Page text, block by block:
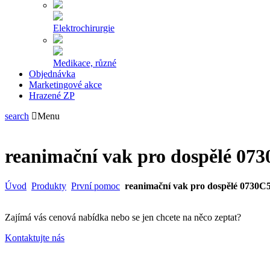
Elektrochirurgie
Medikace, různé
Objednávka
Marketingové akce
Hrazené ZP
search
Menu
reanimační vak pro dospělé
Úvod Produkty První pomoc reanimační vak pro dospělé
Zajímá vás cenová nabídka nebo se jen chcete na něco zeptat?
Kontaktujte nás